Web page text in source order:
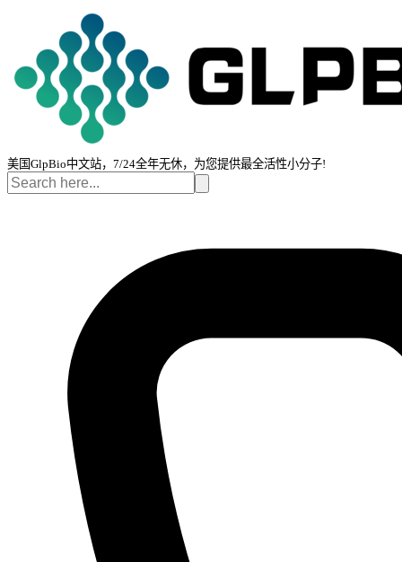
美国GlpBio中文站，7/24全年无休，为您提供最全活性小分子!